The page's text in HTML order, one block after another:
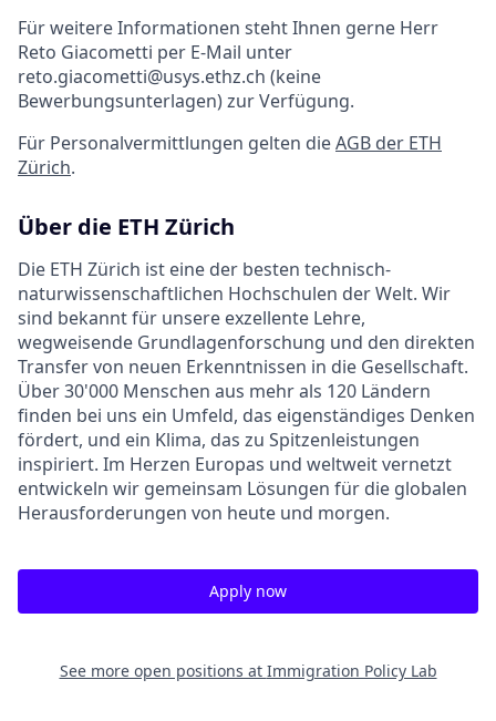
Für weitere Informationen steht Ihnen gerne Herr
Reto Giacometti per E-Mail unter
reto.giacometti@usys.ethz.ch (keine
Bewerbungsunterlagen) zur Verfügung.
Für Personalvermittlungen gelten dieAGB der ETH
Zürich.
Über die ETH Zürich
Die ETH Zürich ist eine der besten technisch-
naturwissenschaftlichen Hochschulen der Welt. Wir
sind bekannt für unsere exzellente Lehre,
wegweisende Grundlagenforschung und den direkten
Transfer von neuen Erkenntnissen in die Gesellschaft.
Über 30'000 Menschen aus mehr als 120 Ländern
finden bei uns ein Umfeld, das eigenständiges Denken
fördert, und ein Klima, das zu Spitzenleistungen
inspiriert. Im Herzen Europas und weltweit vernetzt
entwickeln wir gemeinsam Lösungen für die globalen
Herausforderungen von heute und morgen.
Apply now
See more open positions at Immigration Policy Lab